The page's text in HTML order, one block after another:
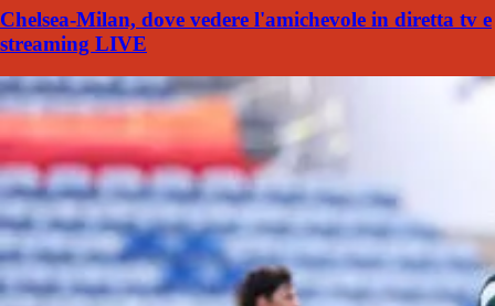
Chelsea-Milan, dove vedere l'amichevole in diretta tv e
streaming LIVE